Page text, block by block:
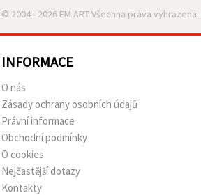
© 2004 - 2026 EM ART Všechna práva vyhrazena..
INFORMACE
O nás
Zásady ochrany osobních údajů
Právní informace
Obchodní podmínky
O cookies
Nejčastější dotazy
Kontakty